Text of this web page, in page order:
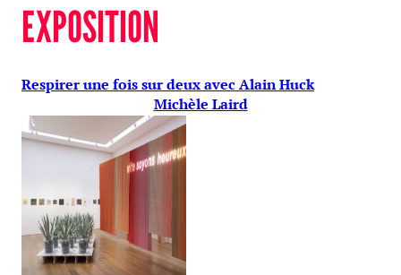
EXPOSITION
Respirer une fois sur deux avec Alain Huck
Michèle Laird